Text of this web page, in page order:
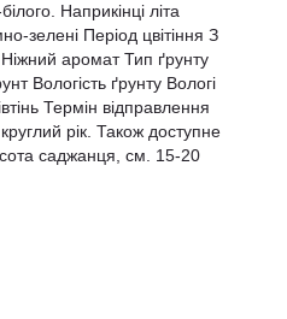
Наприкінці літа
зелені Період цвітіння З
аромат Тип ґрунту
Вологість ґрунту Вологі
Термін відправлення
рік. Також доступне
саджанця, см. 15-20